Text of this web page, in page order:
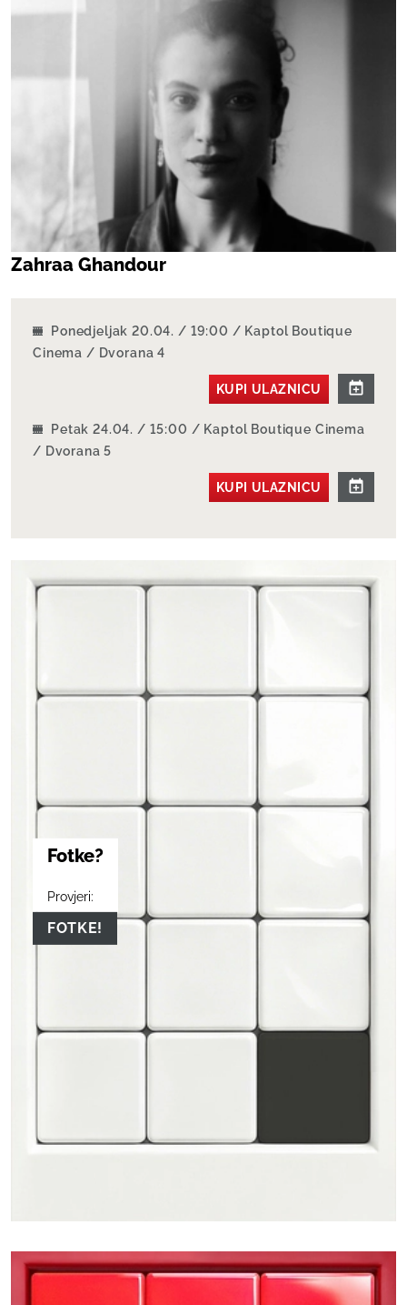
Zahraa Ghandour
Ponedjeljak 20.04. / 19:00 / Kaptol Boutique
Cinema / Dvorana 4
KUPI ULAZNICU
Petak 24.04. / 15:00 / Kaptol Boutique Cinema
/ Dvorana 5
KUPI ULAZNICU
Fotke?
Provjeri:
FOTKE!